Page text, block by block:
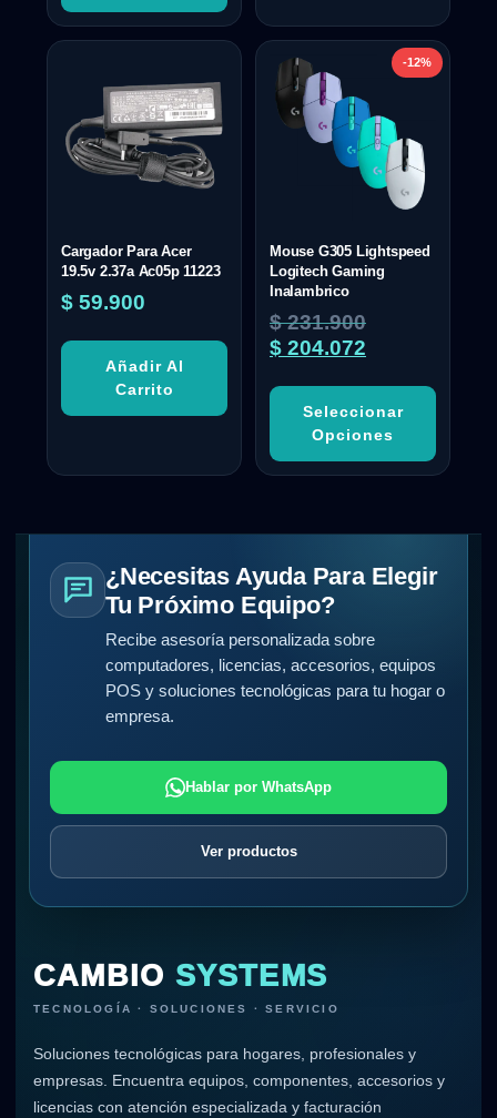
Cargador Para Acer
19.5v 2.37a Ac05p 11223
$ 59.900
Añadir Al
Carrito
-12%
Mouse G305 Lightspeed
Logitech Gaming
Inalambrico
$231.900
$ 204.072
Seleccionar
Opciones
¿Necesitas Ayuda Para Elegir
Tu Próximo Equipo?
Recibe asesoría personalizada sobre
computadores, licencias, accesorios, equipos
POS y soluciones tecnológicas para tu hogar o
empresa.
Hablar por WhatsApp
Ver productos
CAMBIO SYSTEMS
TECNOLOGÍA · SOLUCIONES · SERVICIO
Soluciones tecnológicas para hogares, profesionales y
empresas. Encuentra equipos, componentes, accesorios y
licencias con atención especializada y facturación